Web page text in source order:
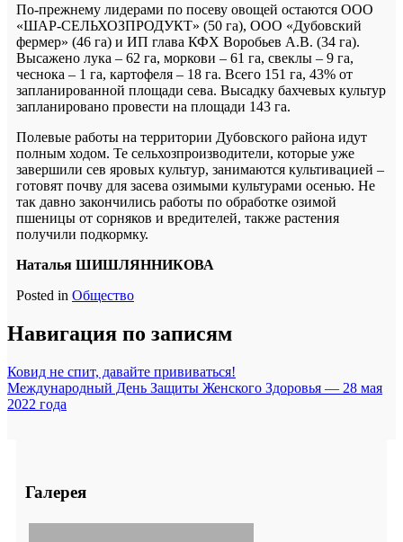
По-прежнему лидерами по посеву овощей остаются ООО
«ШАР-СЕЛЬХОЗПРОДУКТ» (50 га), ООО «Дубовский
фермер» (46 га) и ИП глава КФХ Воробьев А.В. (34 га).
Высажено лука – 62 га, моркови – 61 га, свеклы – 9 га,
чеснока – 1 га, картофеля – 18 га. Всего 151 га, 43% от
запланированной площади сева. Высадку бахчевых культур
запланировано провести на площади 143 га.
Полевые работы на территории Дубовского района идут
полным ходом. Те сельхозпроизводители, которые уже
завершили сев яровых культур, занимаются культивацией –
готовят почву для засева озимыми культурами осенью. Не
так давно закончились работы по обработке озимой
пшеницы от сорняков и вредителей, также растения
получили подкормку.
Наталья ШИШЛЯННИКОВА
Posted in Общество
Навигация по записям
Ковид не спит, давайте прививаться!
Международный День Защиты Женского Здоровья — 28 мая
2022 года
Галерея